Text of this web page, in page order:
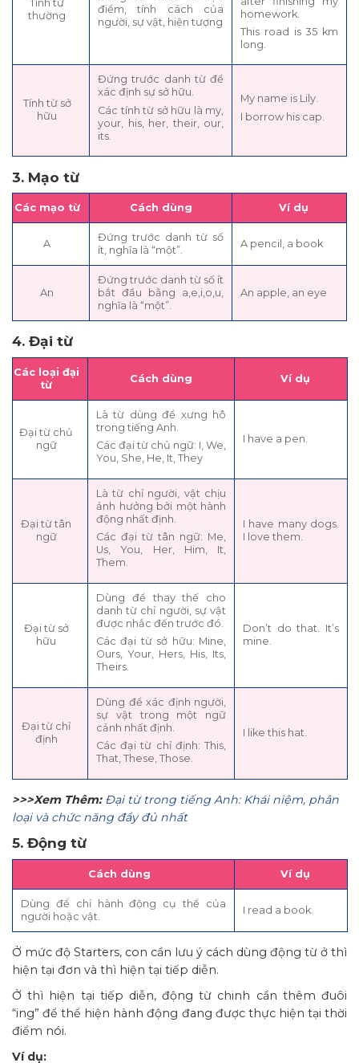
Tính từ
thường
điểm, tính cách của
người, sự vật, hiện tượng
homework.
This road is 35 km
long.
Tính từ sở
hữu
Đứng trước danh từ để
xác định sự sở hữu.
Các tính từ sở hữu là my,
your, his, her, their, our,
its.
My name is Lily.
I borrow his cap.
3. Mạo từ
Các mạo từ Cách dùng Ví dụ
A
Đứng trước danh từ số
ít, nghĩa là “một”.
A pencil, a book
An
Đứng trước danh từ số ít
bắt đầu bằng a,e,i,o,u,
nghĩa là “một”.
An apple, an eye
4. Đại từ
Các loại đại
từ
Cách dùng Ví dụ
Đại từ chủ
ngữ
Là từ dùng để xưng hô
trong tiếng Anh.
Các đại từ chủ ngữ: I, We,
You, She, He, It, They
I have a pen.
Đại từ tân
ngữ
Là từ chỉ người, vật chịu
ảnh hưởng bởi một hành
động nhất định.
Các đại từ tân ngữ: Me,
Us, You, Her, Him, It,
Them.
I have many dogs.
I love them.
Đại từ sở
hữu
Dùng để thay thế cho
danh từ chỉ người, sự vật
được nhắc đến trước đó.
Các đại từ sở hữu: Mine,
Ours, Your, Hers, His, Its,
Theirs.
Don’t do that. It’s
mine.
Đại từ chỉ
định
Dùng để xác định người,
sự vật trong một ngữ
cảnh nhất định.
Các đại từ chỉ định: This,
That, These, Those.
I like this hat.
>>>Xem Thêm: Đại từ trong tiếng Anh: Khái niệm, phân
loại và chức năng đầy đủ nhất
5. Động từ
Cách dùng Ví dụ
Dùng để chỉ hành động cụ thể của
người hoặc vật.
I read a book.
Ở mức độ Starters, con cần lưu ý cách dùng động từ ở thì
hiện tại đơn và thì hiện tại tiếp diễn.
Ở thì hiện tại tiếp diễn, động từ chinh cần thêm đuôi
“ing” để thể hiện hành động đang được thực hiện tại thời
điểm nói.
Ví dụ: